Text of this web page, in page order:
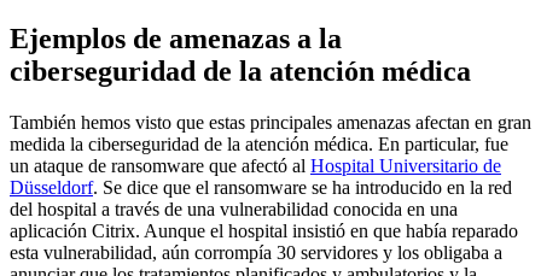
Ejemplos de amenazas a la
ciberseguridad de la atención médica
También hemos visto que estas principales amenazas afectan en gran
medida la ciberseguridad de la atención médica. En particular, fue
un ataque de ransomware que afectó al Hospital Universitario de
Düsseldorf. Se dice que el ransomware se ha introducido en la red
del hospital a través de una vulnerabilidad conocida en una
aplicación Citrix. Aunque el hospital insistió en que había reparado
esta vulnerabilidad, aún corrompía 30 servidores y los obligaba a